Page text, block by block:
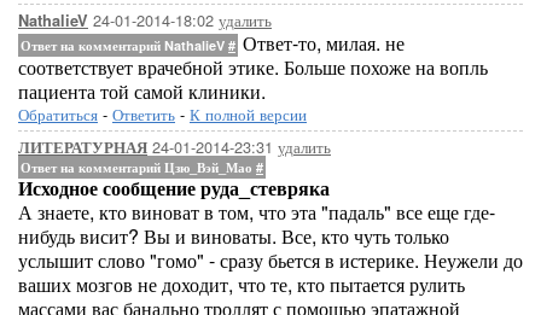
NathalieV 24-01-2014-18:02 удалить
Ответ на комментарий NathalieV # Ответ-то, милая. не
соответствует врачебной этике. Больше похоже на вопль
пациента той самой клиники.
Обратиться - Ответить - К полной версии
ЛИТЕРАТУРНАЯ 24-01-2014-23:31 удалить
Ответ на комментарий Цзю_Вэй_Мао #
Исходное сообщение руда_стевряка
А знаете, кто виноват в том, что эта "падаль" все еще где-
нибудь висит? Вы и виноваты. Все, кто чуть только
услышит слово "гомо" - сразу бьется в истерике. Неужели до
ваших мозгов не доходит, что те, кто пытается рулить
массами вас банально троллят с помощью эпатажной